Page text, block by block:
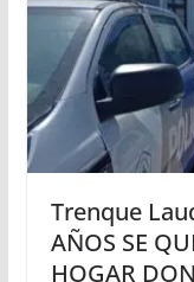
Trenque
AÑOS SE
HOGAR